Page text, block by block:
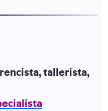
tallerista,